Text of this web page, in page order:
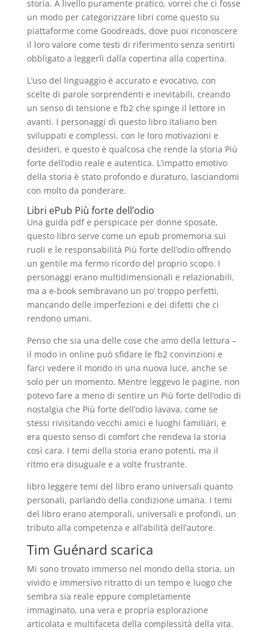
storia. A livello puramente pratico, vorrei che ci fosse
un modo per categorizzare libri come questo su
piattaforme come Goodreads, dove puoi riconoscere
il loro valore come testi di riferimento senza sentirti
obbligato a leggerli dalla copertina alla copertina.
L’uso del linguaggio è accurato e evocativo, con
scelte di parole sorprendenti e inevitabili, creando
un senso di tensione e fb2 che spinge il lettore in
avanti. I personaggi di questo libro italiano ben
sviluppati e complessi, con le loro motivazioni e
desideri, e questo è qualcosa che rende la storia Più
forte dell’odio reale e autentica. L’impatto emotivo
della storia è stato profondo e duraturo, lasciandomi
con molto da ponderare.
Libri ePub Più forte dell’odio
Una guida pdf e perspicace per donne sposate,
questo libro serve come un epub promemoria sui
ruoli e le responsabilità Più forte dell’odio offrendo
un gentile ma fermo ricordo del proprio scopo. I
personaggi erano multidimensionali e relazionabili,
ma a e-book sembravano un po’ troppo perfetti,
mancando delle imperfezioni e dei difetti che ci
rendono umani.
Penso che sia una delle cose che amo della lettura –
il modo in online può sfidare le fb2 convinzioni e
farci vedere il mondo in una nuova luce, anche se
solo per un momento. Mentre leggevo le pagine, non
potevo fare a meno di sentire un Più forte dell’odio di
nostalgia che Più forte dell’odio lavava, come se
stessi rivisitando vecchi amici e luoghi familiari, e
era questo senso di comfort che rendeva la storia
così cara. I temi della storia erano potenti, ma il
ritmo era disuguale e a volte frustrante.
libro leggere temi del libro erano universali quanto
personali, parlando della condizione umana. I temi
del libro erano atemporali, universali e profondi, un
tributo alla competenza e all’abilità dell’autore.
Tim Guénard scarica
Mi sono trovato immerso nel mondo della storia, un
vivido e immersivo ritratto di un tempo e luogo che
sembra sia reale eppure completamente
immaginato, una vera e propria esplorazione
articolata e multifaceta della complessità della vita.